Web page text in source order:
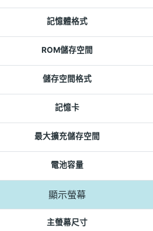
記憶體格式
ROM儲存空間
儲存空間格式
記憶卡
最大擴充儲存空間
電池容量
顯示螢幕
主螢幕尺寸